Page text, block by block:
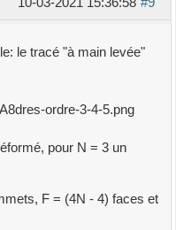
#9
10-03-2021 15:36:58
le tracé "à main levée"
pour N = 3 un
F = (4N - 4) faces et